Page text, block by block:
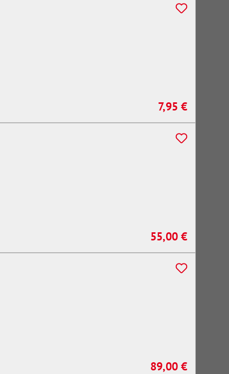
Regulärer Preis:
7,95 €
Regulärer Preis:
55,00 €
Regulärer Preis:
89,00 €